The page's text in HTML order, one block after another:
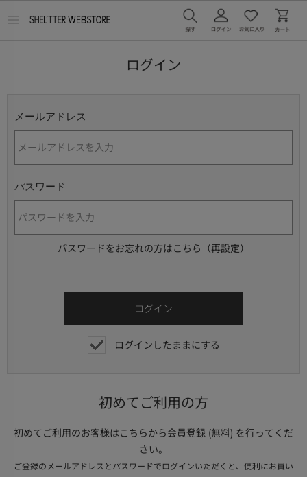
ログイン
メールアドレス
パスワード
パスワードをお忘れの方はこちら（再設定）
ログインしたままにする
初めてご利用の方
初めてご利用のお客様はこちらから会員登録 (無料) を行ってくだ
さい。
ご登録のメールアドレスとパスワードでログインいただくと、便利にお買い